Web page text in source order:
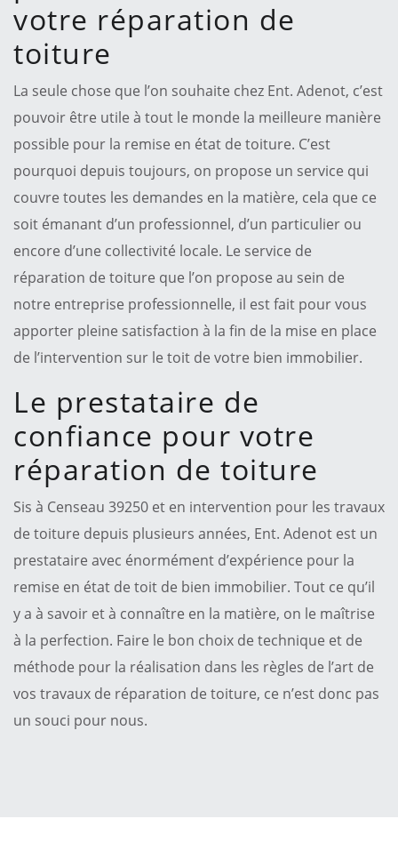
votre réparation de
toiture
La seule chose que l’on souhaite chez Ent. Adenot, c’est
pouvoir être utile à tout le monde la meilleure manière
possible pour la remise en état de toiture. C’est
pourquoi depuis toujours, on propose un service qui
couvre toutes les demandes en la matière, cela que ce
soit émanant d’un professionnel, d’un particulier ou
encore d’une collectivité locale. Le service de
réparation de toiture que l’on propose au sein de
notre entreprise professionnelle, il est fait pour vous
apporter pleine satisfaction à la fin de la mise en place
de l’intervention sur le toit de votre bien immobilier.
Le prestataire de
confiance pour votre
réparation de toiture
Sis à Censeau 39250 et en intervention pour les travaux
de toiture depuis plusieurs années, Ent. Adenot est un
prestataire avec énormément d’expérience pour la
remise en état de toit de bien immobilier. Tout ce qu’il
y a à savoir et à connaître en la matière, on le maîtrise
à la perfection. Faire le bon choix de technique et de
méthode pour la réalisation dans les règles de l’art de
vos travaux de réparation de toiture, ce n’est donc pas
un souci pour nous.